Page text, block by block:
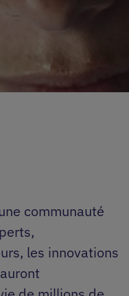
communauté
les innovations